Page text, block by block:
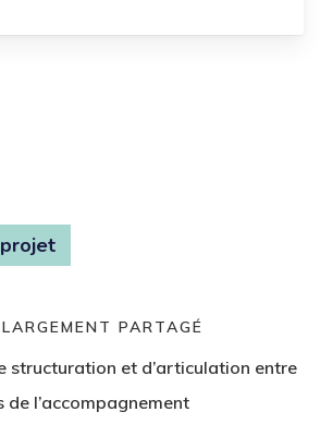
PARTAGÉ
structuration et d’articulation entre
de l’accompagnement